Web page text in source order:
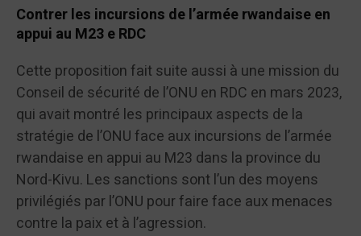
Contrer les incursions de l’armée rwandaise en
appui au M23 e RDC
Cette proposition fait suite aussi à une mission du
Conseil de sécurité de l’ONU en RDC en mars 2023,
qui avait montré les principaux aspects de la
stratégie de l’ONU face aux incursions de l’armée
rwandaise en appui au M23 dans la province du
Nord-Kivu. Les sanctions sont l’un des moyens
privilégiés par l’ONU pour faire face aux menaces
contre la paix et à l’agression.